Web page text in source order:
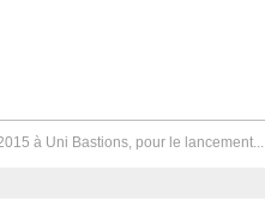
à Uni Bastions, pour le lancement...